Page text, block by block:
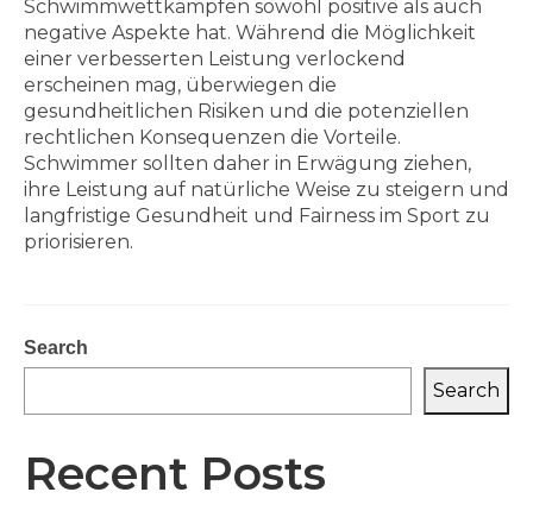
Schwimmwettkämpfen sowohl positive als auch
negative Aspekte hat. Während die Möglichkeit
einer verbesserten Leistung verlockend
erscheinen mag, überwiegen die
gesundheitlichen Risiken und die potenziellen
rechtlichen Konsequenzen die Vorteile.
Schwimmer sollten daher in Erwägung ziehen,
ihre Leistung auf natürliche Weise zu steigern und
langfristige Gesundheit und Fairness im Sport zu
priorisieren.
Search
Search
Recent Posts